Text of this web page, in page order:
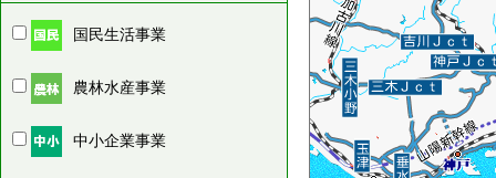
国民生活事業
農林水産事業
中小企業事業